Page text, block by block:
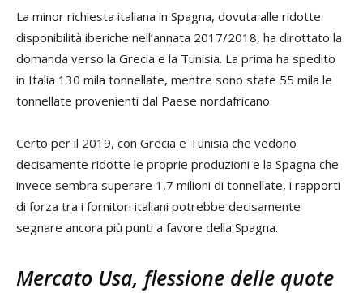
La minor richiesta italiana in Spagna, dovuta alle ridotte
disponibilità iberiche nell’annata 2017/2018, ha dirottato la
domanda verso la Grecia e la Tunisia. La prima ha spedito
in Italia 130 mila tonnellate, mentre sono state 55 mila le
tonnellate provenienti dal Paese nordafricano.
Certo per il 2019, con Grecia e Tunisia che vedono
decisamente ridotte le proprie produzioni e la Spagna che
invece sembra superare 1,7 milioni di tonnellate, i rapporti
di forza tra i fornitori italiani potrebbe decisamente
segnare ancora più punti a favore della Spagna.
Mercato Usa, flessione delle quote